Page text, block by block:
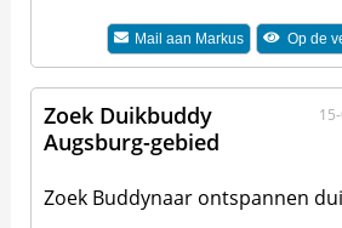
Mail aan Markus Op de
Zoek Duikbuddy
Augsburg-gebied
Zoek Buddynaar ontspannen